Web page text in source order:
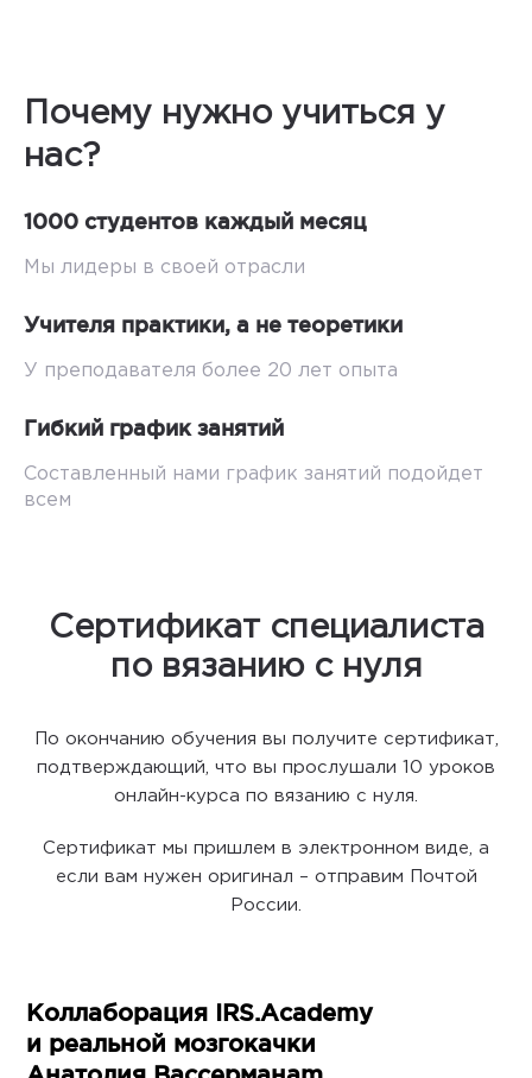
Почему нужно учиться у
нас?
1000 студентов каждый месяц
Мы лидеры в своей отрасли
Учителя практики, а не теоретики
У преподавателя более 20 лет опыта
Гибкий график занятий
Составленный нами график занятий подойдет
всем
Сертификат специалиста
по вязанию с нуля
По окончанию обучения вы получите сертификат,
подтверждающий, что вы прослушали 10 уроков
онлайн-курса по вязанию с нуля.
Сертификат мы пришлем в электронном виде, а
если вам нужен оригинал – отправим Почтой
России.
Коллаборация IRS.Academy
и реальной мозгокачки